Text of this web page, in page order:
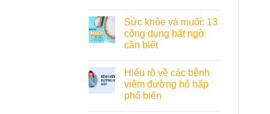
Sức khỏe và muối: 13
công dụng bất ngờ
cần biết
Hiểu rõ về các bệnh
viêm đường hô hấp
phổ biến